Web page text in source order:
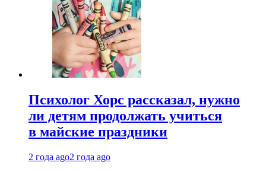
Психолог Хорс рассказал, нужно
ли детям продолжать учиться
в майские праздники
2 года ago2 года ago